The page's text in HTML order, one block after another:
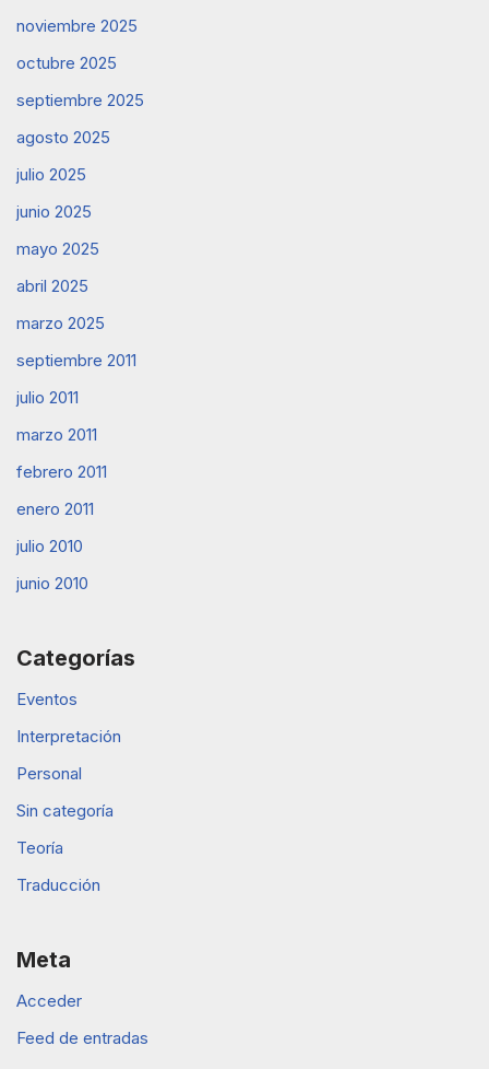
noviembre 2025
octubre 2025
septiembre 2025
agosto 2025
julio 2025
junio 2025
mayo 2025
abril 2025
marzo 2025
septiembre 2011
julio 2011
marzo 2011
febrero 2011
enero 2011
julio 2010
junio 2010
Categorías
Eventos
Interpretación
Personal
Sin categoría
Teoría
Traducción
Meta
Acceder
Feed de entradas